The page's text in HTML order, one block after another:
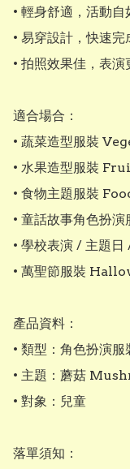
• 輕身舒適，活動自
• 易穿設計，快速完
• 拍照效果佳，表演
適合場合：
• 蔬菜造型服裝
• 水果造型服裝
• 食物主題服裝
• 童話故事角色扮
• 學校表演 / 主題
• 萬聖節服裝
產品資料：
• 類型：角色扮演服
• 主題：蘑菇
• 對象：兒童
落單須知：